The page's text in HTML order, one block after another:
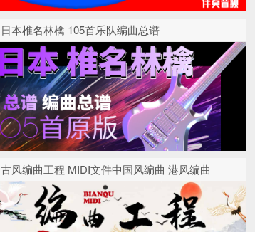
日本椎名林檎 105首乐队编曲总谱
古风编曲工程 MIDI文件中国风编曲 港风编曲